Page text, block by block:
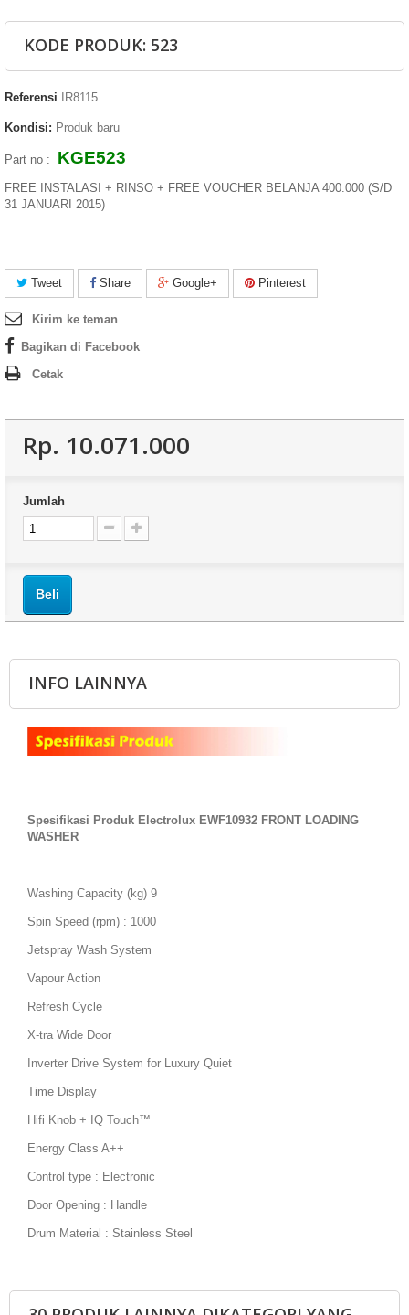
KODE PRODUK: 523
Referensi IR8115
Kondisi: Produk baru
Part no : KGE523
FREE INSTALASI + RINSO + FREE VOUCHER BELANJA 400.000 (S/D
31 JANUARI 2015)
Tweet Share Google+ Pinterest
Kirim ke teman
Bagikan di Facebook
Cetak
Rp‎. 10.071.000
Jumlah
Beli
INFO LAINNYA
Spesifikasi Produk Electrolux EWF10932 FRONT LOADING
WASHER
Washing Capacity (kg) 9
Spin Speed (rpm) : 1000
Jetspray Wash System
Vapour Action
Refresh Cycle
X-tra Wide Door
Inverter Drive System for Luxury Quiet
Time Display
Hifi Knob + IQ Touch™
Energy Class A++
Control type : Electronic
Door Opening : Handle
Drum Material : Stainless Steel